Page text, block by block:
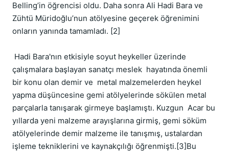
Belling’in öğrencisi oldu. Daha sonra Ali Hadi Bara ve
Zühtü Müridoğlu’nun atölyesine geçerek öğrenimini
onların yanında tamamladı. [2]
çalışmalara başlayan sanatçı meslek  hayatında önemli
bir konu olan demir ve  metal malzemelerden heykel
yapma düşüncesine gemi atölyelerinde sökülen metal
parçalarla tanışarak girmeye başlamıştı. Kuzgun  Acar bu
yıllarda yeni malzeme arayışlarına girmiş, gemi söküm
atölyelerinde demir malzeme ile tanışmış, ustalardan
işleme tekniklerini ve kaynakçılığı öğrenmişti.[3]Bu